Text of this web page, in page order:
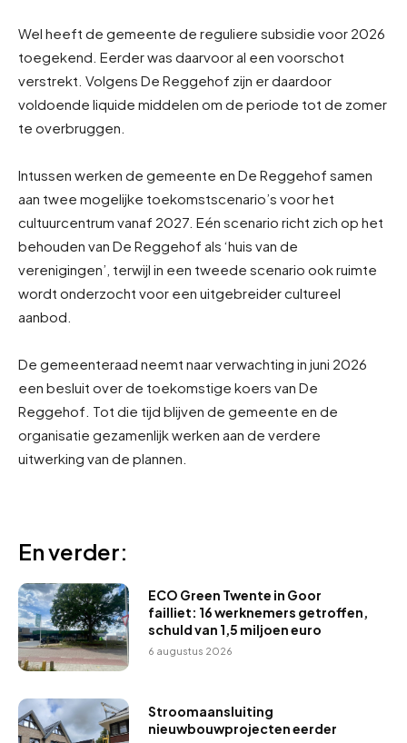
Wel heeft de gemeente de reguliere subsidie voor 2026
toegekend. Eerder was daarvoor al een voorschot
verstrekt. Volgens De Reggehof zijn er daardoor
voldoende liquide middelen om de periode tot de zomer
te overbruggen.
Intussen werken de gemeente en De Reggehof samen
aan twee mogelijke toekomstscenario’s voor het
cultuurcentrum vanaf 2027. Eén scenario richt zich op het
behouden van De Reggehof als ‘huis van de
verenigingen’, terwijl in een tweede scenario ook ruimte
wordt onderzocht voor een uitgebreider cultureel
aanbod.
De gemeenteraad neemt naar verwachting in juni 2026
een besluit over de toekomstige koers van De
Reggehof. Tot die tijd blijven de gemeente en de
organisatie gezamenlijk werken aan de verdere
uitwerking van de plannen.
En verder:
ECO Green Twente in Goor
failliet: 16 werknemers getroffen,
schuld van 1,5 miljoen euro
6 augustus 2026
Stroomaansluiting
nieuwbouwprojecten eerder